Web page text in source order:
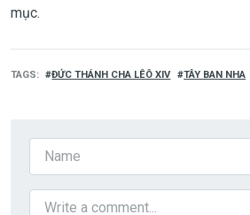
mục.
TAGS ĐỨC THÁNH CHA LÊÔ XIV TÂY BAN NHA